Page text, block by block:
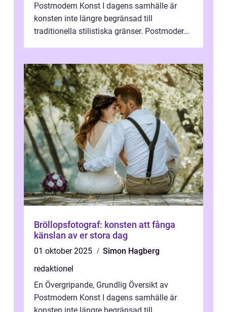
Postmodern Konst I dagens samhälle är
konsten inte längre begränsad till
traditionella stilistiska gränser. Postmodern
Bröllopsfotograf: konsten att fånga
känslan av er stora dag
01 oktober 2025
Simon Hagberg
redaktionel
En Övergripande, Grundlig Översikt av
Postmodern Konst I dagens samhälle är